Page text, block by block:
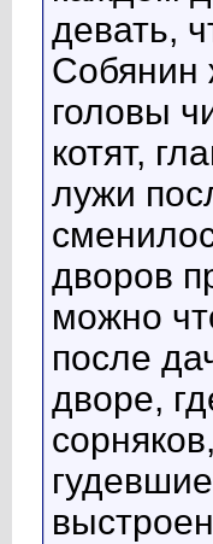
девать,
Собянин
головы
котят,
лужи
дворов
можно
после
дворе,